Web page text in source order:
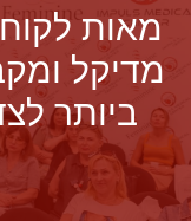
מאות
מדיקל
ביותר